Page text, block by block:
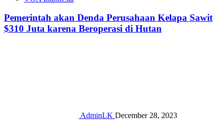
Pemerintah akan Denda Perusahaan Kelapa Sawit
$310 Juta karena Beroperasi di Hutan
AdminLK December 28, 2023